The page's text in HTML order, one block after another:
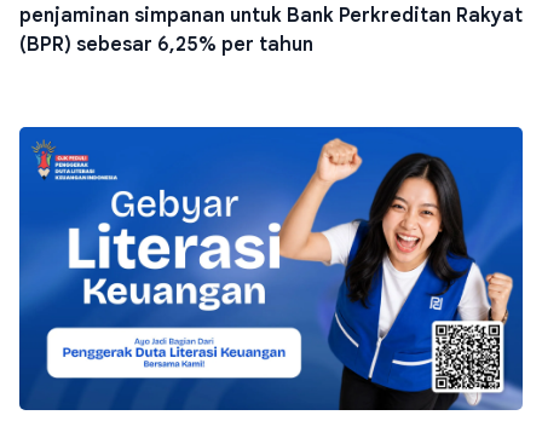
penjaminan simpanan untuk Bank Perkreditan Rakyat
(BPR) sebesar 6,25% per tahun